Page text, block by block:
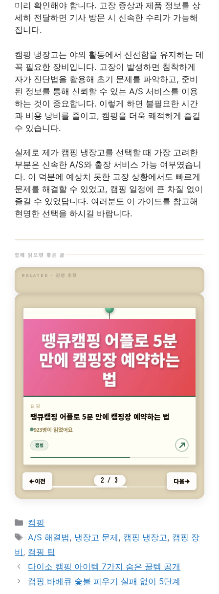
미리 확인해야 합니다. 고장 증상과 제품 정보를 상
세히 전달하면 기사 방문 시 신속한 수리가 가능해
집니다.
캠핑 냉장고는 야외 활동에서 신선함을 유지하는 데
꼭 필요한 장비입니다. 고장이 발생하면 침착하게
자가 진단법을 활용해 초기 문제를 파악하고, 준비
된 정보를 통해 신뢰할 수 있는 A/S 서비스를 이용
하는 것이 중요합니다. 이렇게 하면 불필요한 시간
과 비용 낭비를 줄이고, 캠핑을 더욱 쾌적하게 즐길
수 있습니다.
실제로 제가 캠핑 냉장고를 선택할 때 가장 고려한
부분은 신속한 A/S와 출장 서비스 가능 여부였습니
다. 이 덕분에 예상치 못한 고장 상황에서도 빠르게
문제를 해결할 수 있었고, 캠핑 일정에 큰 차질 없이
즐길 수 있었답니다. 여러분도 이 가이드를 참고해
현명한 선택을 하시길 바랍니다.
함께 읽으면 좋은 글
RELATED · 관련 추천
4,353명이 읽었어요
캠핑
땡큐캠핑 어플로 5분 만에 캠핑장 예약하는 법
923명이 읽었어요
캠핑
5,145명이 읽었어요
이전 2 / 3 다음
카
테
리
캠핑
태
그
A/S 해결법, 냉장고 문제 , 캠핑 냉장고, 캠핑 장
비 , 캠핑 팁
다이소 캠핑 아이템 7가지 숨은 꿀템 공개
캠핑 바베큐 숯불 피우기 실패 없이 5단계